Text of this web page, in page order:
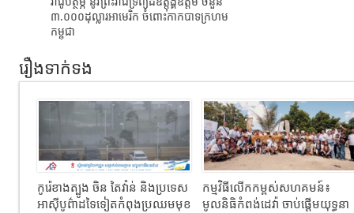
៣.០០០ដុល្លារអាមេរិក​ ចំពោះកាកបាទក្រហម
កម្ពុជា
រឿងទាក់ទង
កូរ៉េខាងត្បូង ចិន តៃវ៉ាន់ និងប្រទេស
អាស៊ីបូព៌ាដទៃទៀតកំពុងប្រឈមមុខ
កម្មវិធីលើកកម្ពស់សហគមន៍៖
មូលនិធិកំពង់ដេវ៉ា ចាប់ផ្តើមយុទ្ធនា